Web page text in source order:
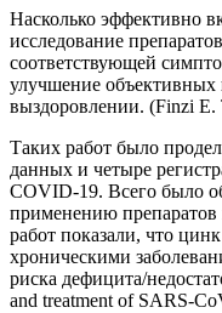
Насколько эффективно
исследование
соответствующей
улучшение объективных
выздоровлении. (Finzi E.
Таких работ было
данных и четыре
COVID-19. Всего было
применению препаратов
работ показали, что
хроническими
риска дефицита/
and treatment of SARS-